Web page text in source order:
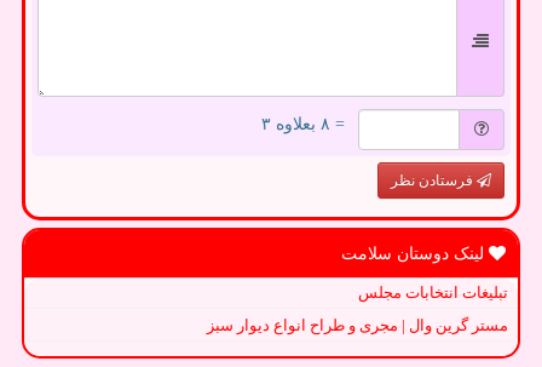
= ۸ بعلاوه ۳
فرستادن نظر
لینک دوستان سلامت
تبلیغات انتخابات مجلس
مستر گرین وال | مجری و طراح انواع دیوار سبز